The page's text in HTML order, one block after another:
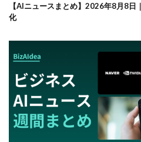
【AIニュースまとめ】2026年8月8
化